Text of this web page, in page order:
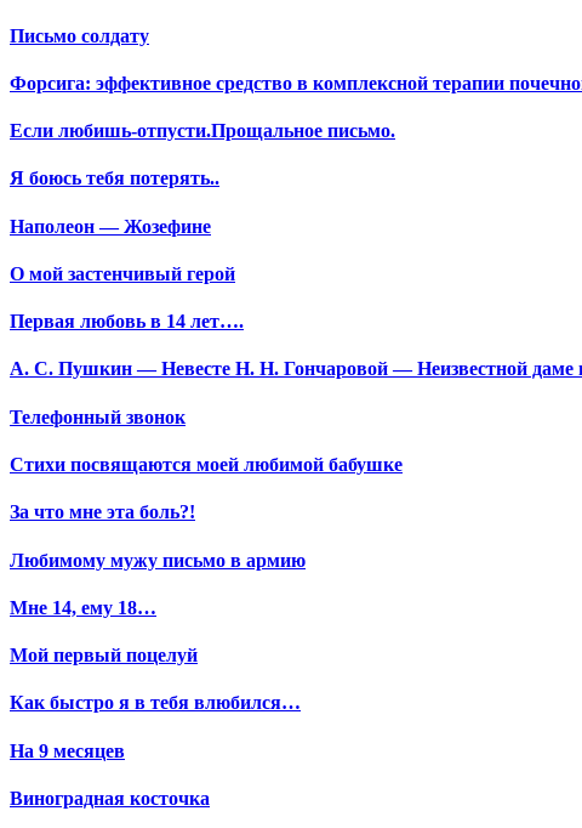
Письмо солдату
Форсига: эффективное средство в комплексной терапии
Если любишь-отпусти.Прощальное письмо.
Я боюсь тебя потерять..
Наполеон — Жозефине
О мой застенчивый герой
Первая любовь в 14 лет….
А. С. Пушкин — Невесте Н. Н. Гончаровой — Неизвестной даме
Телефонный звонок
Стихи посвящаются моей любимой бабушке
За что мне эта боль?!
Любимому мужу письмо в армию
Мне 14, ему 18…
Мой первый поцелуй
Как быстро я в тебя влюбился…
На 9 месяцев
Виноградная косточка